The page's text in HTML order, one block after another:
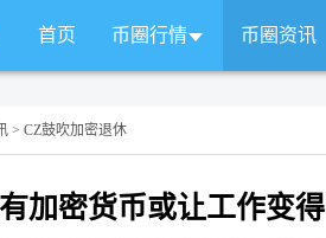
首页 币圈行情 币圈资讯
> CZ鼓吹加密退休
加密货币或让工作变